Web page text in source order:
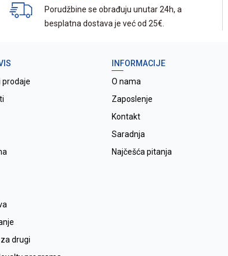
Porudžbine se obrađuju unutar 24h, a
besplatna dostava je već od 25€.
prodaje
drugi
INFORMACIJE
O nama
Zaposlenje
Kontakt
Saradnja
Najčešća pitanja